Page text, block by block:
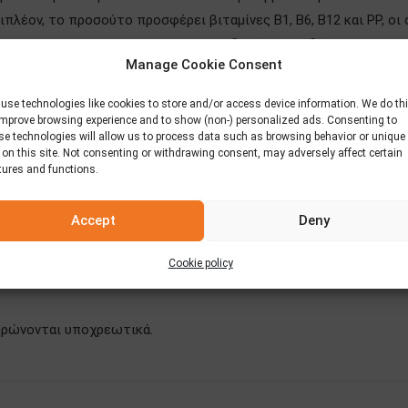
Manage Cookie Consent
use technologies like cookies to store and/or access device information. We do
browsing experience and to show (non-) personalized ads. Consenting to
technologies will allow us to process data such as browsing behavior or unique
on this site. Not consenting or withdrawing consent, may adversely affect certain
and functions.
Accept Deny
Cookie policy
το προσούτο προσφέρει βιταμίνες B1, B6, B12 και PP, οι
και οι ποσότητες φωσφόρου, ψευδαργύρου, σιδήρου και
τα γιορτινά σας τραπέζια. Μπορείτε να το σερβίρετε είτε
μας πρόταση είναι να το προτιμήσετε τυλιγμένο γύρω
υποχρεωτικά.